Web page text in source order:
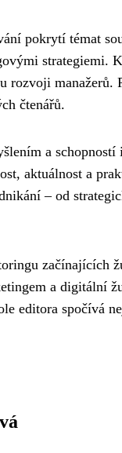
pokrytí témat
strategiemi.
rozvoji
čtenářů.
a
aktuálnost a
– od
začínajících
a digitální
editora